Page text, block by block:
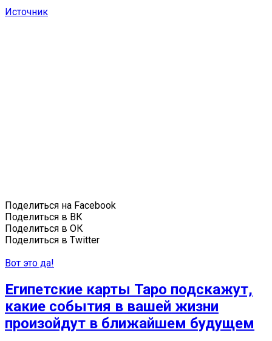
Источник
Поделиться на Facebook
Поделиться в ВК
Поделиться в ОК
Поделиться в Twitter
Вот это да!
Египетские карты Таро подскажут,
какие события в вашей жизни
произойдут в ближайшем будущем